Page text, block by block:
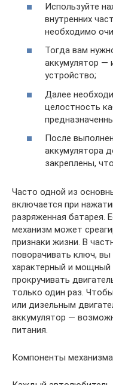
Используйте
внутренних
необходимо
Тогда вам
аккумулятор —
устройство;
Далее
целостность
После
аккумулятора
закреплены,
Часто одной из
включается при
разряженная батарея.
механизм может
признаки жизни. В
поворачивать ключ,
характерный и
прокручивать
только один раз.
или дизельным
аккумулятор —
питания.
Компоненты механизма